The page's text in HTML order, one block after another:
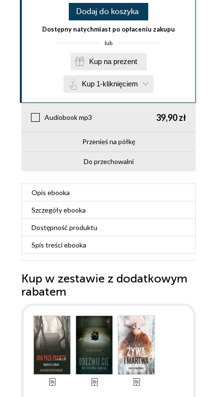
Dodaj do koszyka
Dostępny natychmiast po opłaceniu zakupu
lub
Kup na prezent
Kup 1-kliknięciem
Audiobook mp3 39,90 zł
Przenieś na półkę
Do przechowalni
Opis ebooka
Szczegółyebooka
Dostępność produktu
Spis treściebooka
Kup w zestawie z dodatkowym
rabatem